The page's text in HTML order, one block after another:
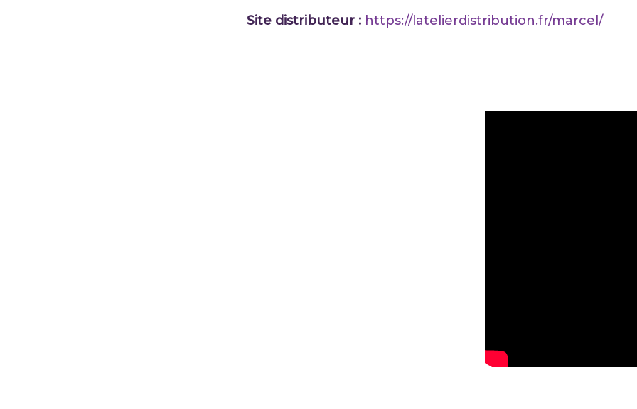
Site distributeur : https://latelierdistribution.fr/marcel/